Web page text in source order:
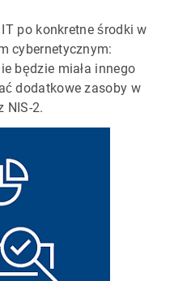
po konkretne środki w
cybernetycznym:
będzie miała innego
dodatkowe zasoby w
NIS-2.